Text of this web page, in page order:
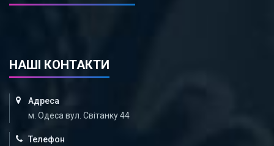
НАШІ КОНТАКТИ
Адреса
м. Одеса вул. Світанку 44
Телефон